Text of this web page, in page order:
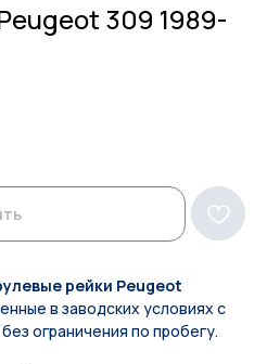
309 1989-
рейки Peugeot
в заводских условиях с
ограничения по пробегу.